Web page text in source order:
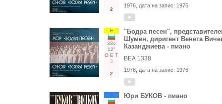
2
1976 , дата на запис: 1976
Е
33○
12"
О Е Т
3
2
"Бодра песен",
Шумен, диригент Венета
Казанджиева - пиано
ВЕА 1338
1976 , дата на запис: 1976
С Юри БУКОВ - пиано